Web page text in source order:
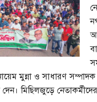
মুন্না ও সাধারণ
দেন। মিছিলজুড়ে